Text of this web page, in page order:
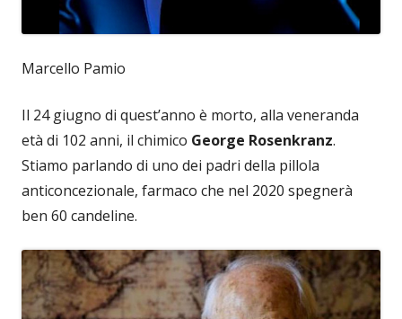
Marcello Pamio
Il 24 giugno di quest’anno è morto, alla veneranda
età di 102 anni, il chimico George Rosenkranz.
Stiamo parlando di uno dei padri della pillola
anticoncezionale, farmaco che nel 2020 spegnerà
ben 60 candeline.